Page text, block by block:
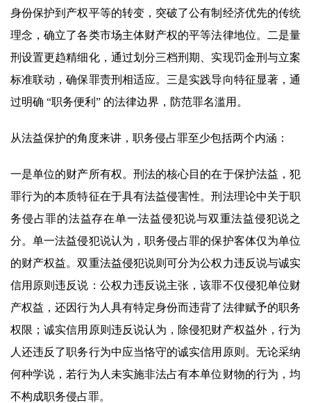
身份保护到产权平等的转变，突破了公有制经济优先的传统
理念，确立了各类市场主体财产权的平等法律地位。二是量
刑设置更趋精细化，通过划分三档刑期、实现罚金刑与立案
标准联动，确保罪责刑相适应。三是实践导向特征显著，通
过明确 “职务便利” 的法律边界，防范罪名滥用。
从法益保护的角度来讲，职务侵占罪至少包括两个内涵：
一是单位的财产所有权。刑法的核心目的在于保护法益，犯
罪行为的本质特征在于具有法益侵害性。刑法理论中关于职
务侵占罪的法益存在单一法益侵犯说与双重法益侵犯说之
分。单一法益侵犯说认为，职务侵占罪的保护客体仅为单位
的财产权益。双重法益侵犯说则可分为公权力违反说与诚实
信用原则违反说：公权力违反说主张，该罪不仅侵犯单位财
产权益，还因行为人具有特定身份而违背了法律赋予的职务
权限；诚实信用原则违反说认为，除侵犯财产权益外，行为
人还违反了职务行为中应当恪守的诚实信用原则。无论采纳
何种学说，若行为人未实施非法占有本单位财物的行为，均
不构成职务侵占罪。